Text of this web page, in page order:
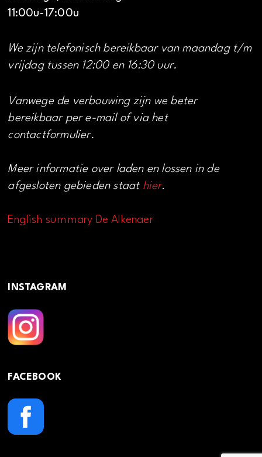
11:00u-17:00u
We zijn telefonisch bereikbaar van maandag t/m
vrijdag tussen 12:00 en 16:30 uur.
Vanwege de verbouwing zijn we beter
bereikbaar per e-mail of via het
contactformulier.
Meer informatie over laden en lossen in de
afgesloten gebieden staat hier.
English summary De Alkenaer
INSTAGRAM
FACEBOOK